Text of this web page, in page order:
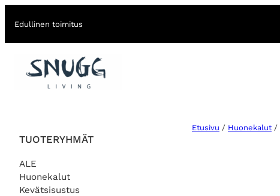
Edullinen toimitus
TUOTERYHMÄT
ALE
Huonekalut
Kevätsisustus
Etusivu / Huonekalut /